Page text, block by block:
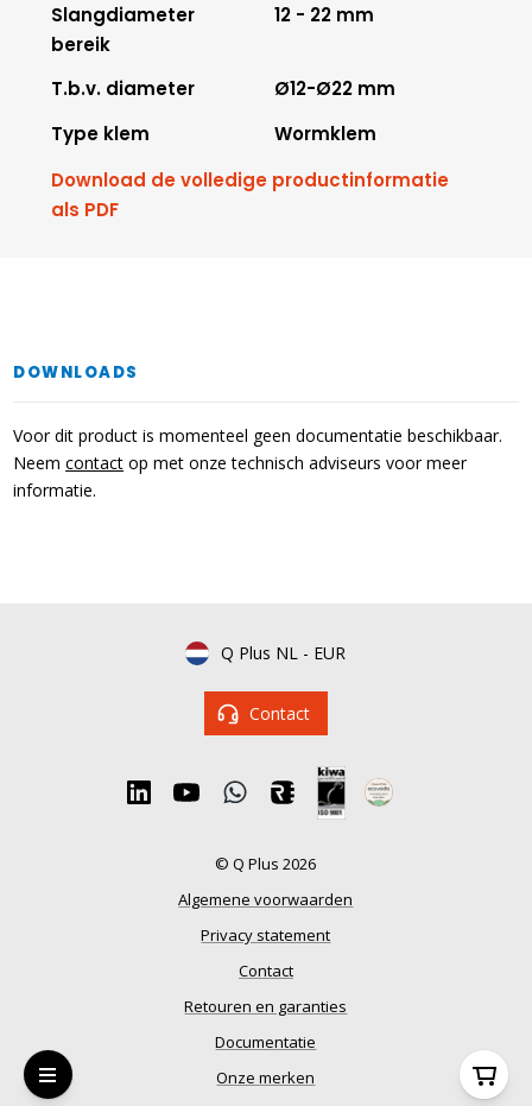
Slangdiameter
bereik
12 - 22 mm
T.b.v. diameter
Ø12-Ø22 mm
Type klem
Wormklem
Download de volledige productinformatie
als PDF
DOWNLOADS
Voor dit product is momenteel geen documentatie beschikbaar.
Neemcontact op met onze technisch adviseurs voor meer
informatie.
Q Plus NL - EUR
Contact
© Q Plus 2026
Algemene voorwaarden
Privacy statement
Contact
Retouren en garanties
Documentatie
Onze merken